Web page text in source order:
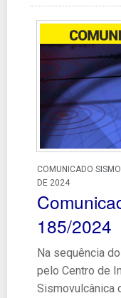
COMUNICADO
DE 2024
185/2024
Na sequência
pelo Centro de
Sismovulcânica